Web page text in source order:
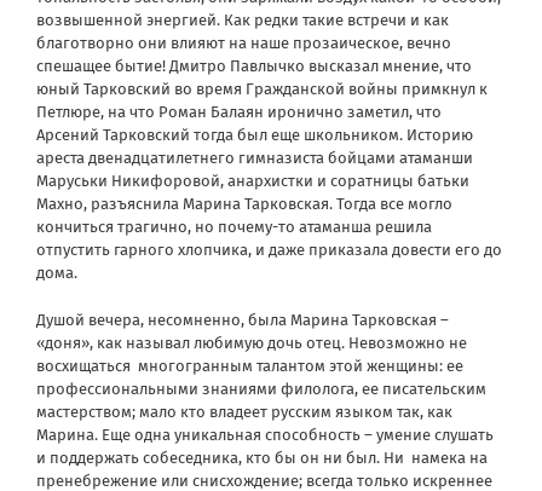
возвышенной энергией. Как редки такие встречи и как
благотворно они влияют на наше прозаическое, вечно
спешащее бытие! Дмитро Павлычко высказал мнение, что
юный Тарковский во время Гражданской войны примкнул к
Петлюре, на что Роман Балаян иронично заметил, что
Арсений Тарковский тогда был еще школьником. Историю
ареста двенадцатилетнего гимназиста бойцами атаманши
Маруськи Никифоровой, анархистки и соратницы батьки
Махно, разъяснила Марина Тарковская. Тогда все могло
кончиться трагично, но почему-то атаманша решила
отпустить гарного хлопчика, и даже приказала довести его до
дома.
Душой вечера, несомненно, была Марина Тарковская –
«доня», как называл любимую дочь отец. Невозможно не
восхищаться многогранным талантом этой женщины: ее
профессиональными знаниями филолога, ее писательским
мастерством; мало кто владеет русским языком так, как
Марина. Еще одна уникальная способность – умение слушать
и поддержать собеседника, кто бы он ни был. Ни намека на
пренебрежение или снисхождение; всегда только искреннее